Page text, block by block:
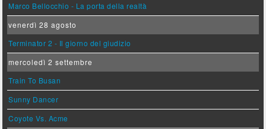
Marco Bellocchio - La porta della realtà
venerdì 28 agosto
Terminator 2 - Il giorno del giudizio
mercoledì 2 settembre
Train To Busan
Sunny Dancer
Coyote Vs. Acme